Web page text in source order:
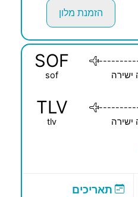
הזמנת מלון
ישירה
SOF
sof
ישירה
TLV
tlv
תאריכים